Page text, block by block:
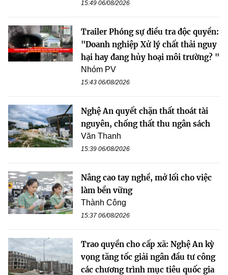
15:49 06/08/2026
Trailer Phóng sự điều tra độc quyền:
"Doanh nghiệp Xử lý chất thải nguy
hại hay đang hủy hoại môi trường? "
Nhóm PV
15:43 06/08/2026
Nghệ An quyết chặn thất thoát tài
nguyên, chống thất thu ngân sách
Văn Thanh
15:39 06/08/2026
Nâng cao tay nghề, mở lối cho việc
làm bền vững
Thành Công
15:37 06/08/2026
Trao quyền cho cấp xã: Nghệ An kỳ
vọng tăng tốc giải ngân đầu tư công
các chương trình mục tiêu quốc gia